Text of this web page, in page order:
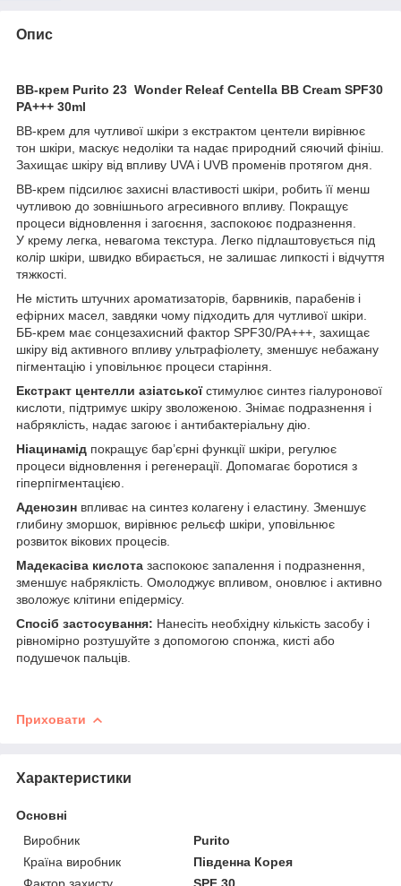
Опис
ВВ-крем Purito 23 Wonder Releaf Centella BB Cream SPF30
PA+++ 30ml
BB-крем для чутливої шкіри з екстрактом центели вирівнює
тон шкіри, маскує недоліки та надає природний сяючий фініш.
Захищає шкіру від впливу UVA і UVB променів протягом дня.
BB-крем підсилює захисні властивості шкіри, робить її менш
чутливою до зовнішнього агресивного впливу. Покращує
процеси відновлення і загоєння, заспокоює подразнення.
У крему легка, невагома текстура. Легко підлаштовується під
колір шкіри, швидко вбирається, не залишає липкості і відчуття
тяжкості.
Не містить штучних ароматизаторів, барвників, парабенів і
ефірних масел, завдяки чому підходить для чутливої шкіри.
ББ-крем має сонцезахисний фактор SPF30/PA+++, захищає
шкіру від активного впливу ультрафіолету, зменшує небажану
пігментацію і уповільнює процеси старіння.
Екстракт центелли азіатськоїстимулює синтез гіалуронової
кислоти, підтримує шкіру зволоженою. Знімає подразнення і
набряклість, надає загоює і антибактеріальну дію.
Ніацинамід покращує бар’єрні функції шкіри, регулює
процеси відновлення і регенерації. Допомагає боротися з
гіперпігментацією.
Аденозин впливає на синтез колагену і еластину. Зменшує
глибину зморшок, вирівнює рельєф шкіри, уповільнює
розвиток вікових процесів.
Мадекасіва кислота заспокоює запалення і подразнення,
зменшує набряклість. Омолоджує впливом, оновлює і активно
зволожує клітини епідермісу.
Спосіб застосування: Нанесіть необхідну кількість засобу і
рівномірно розтушуйте з допомогою спонжа, кисті або
подушечок пальців.
Приховати
Характеристики
Основні
Виробник
Purito
Країна виробник
Південна Корея
Фактор захисту
SPF 30